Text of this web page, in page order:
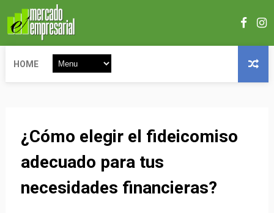
HOME
¿Cómo elegir el fideicomiso
adecuado para tus
necesidades financieras?